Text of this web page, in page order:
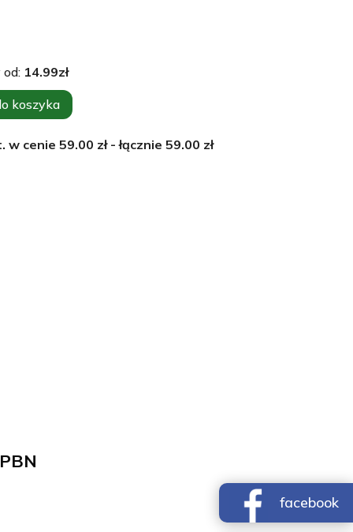
14.99zł
koszyka
w cenie 59.00 zł - łącznie 59.00 zł
facebook